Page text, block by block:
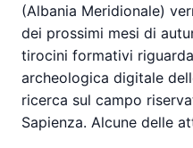
(Albania Meridionale)
dei prossimi mesi di
tirocini formativi
archeologica digitale
ricerca sul campo
Sapienza. Alcune delle